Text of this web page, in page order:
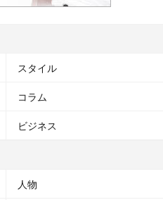
スタイル
コラム
ビジネス
人物